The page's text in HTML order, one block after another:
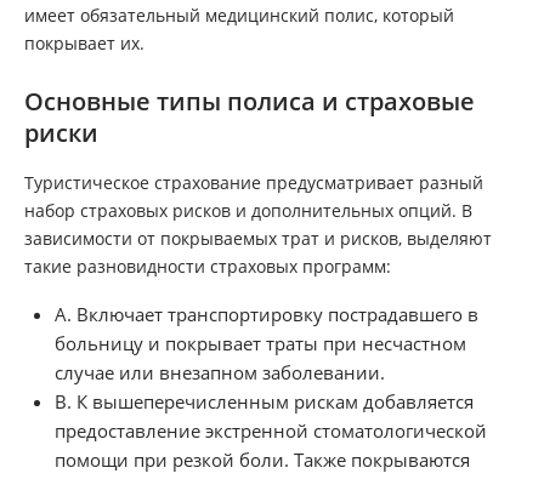
имеет обязательный медицинский полис, который
покрывает их.
Основные типы полиса и страховые
риски
Туристическое страхование предусматривает разный
набор страховых рисков и дополнительных опций. В
зависимости от покрываемых трат и рисков, выделяют
такие разновидности страховых программ:
А. Включает транспортировку пострадавшего в
больницу и покрывает траты при несчастном
случае или внезапном заболевании.
В. К вышеперечисленным рискам добавляется
предоставление экстренной стоматологической
помощи при резкой боли. Также покрываются